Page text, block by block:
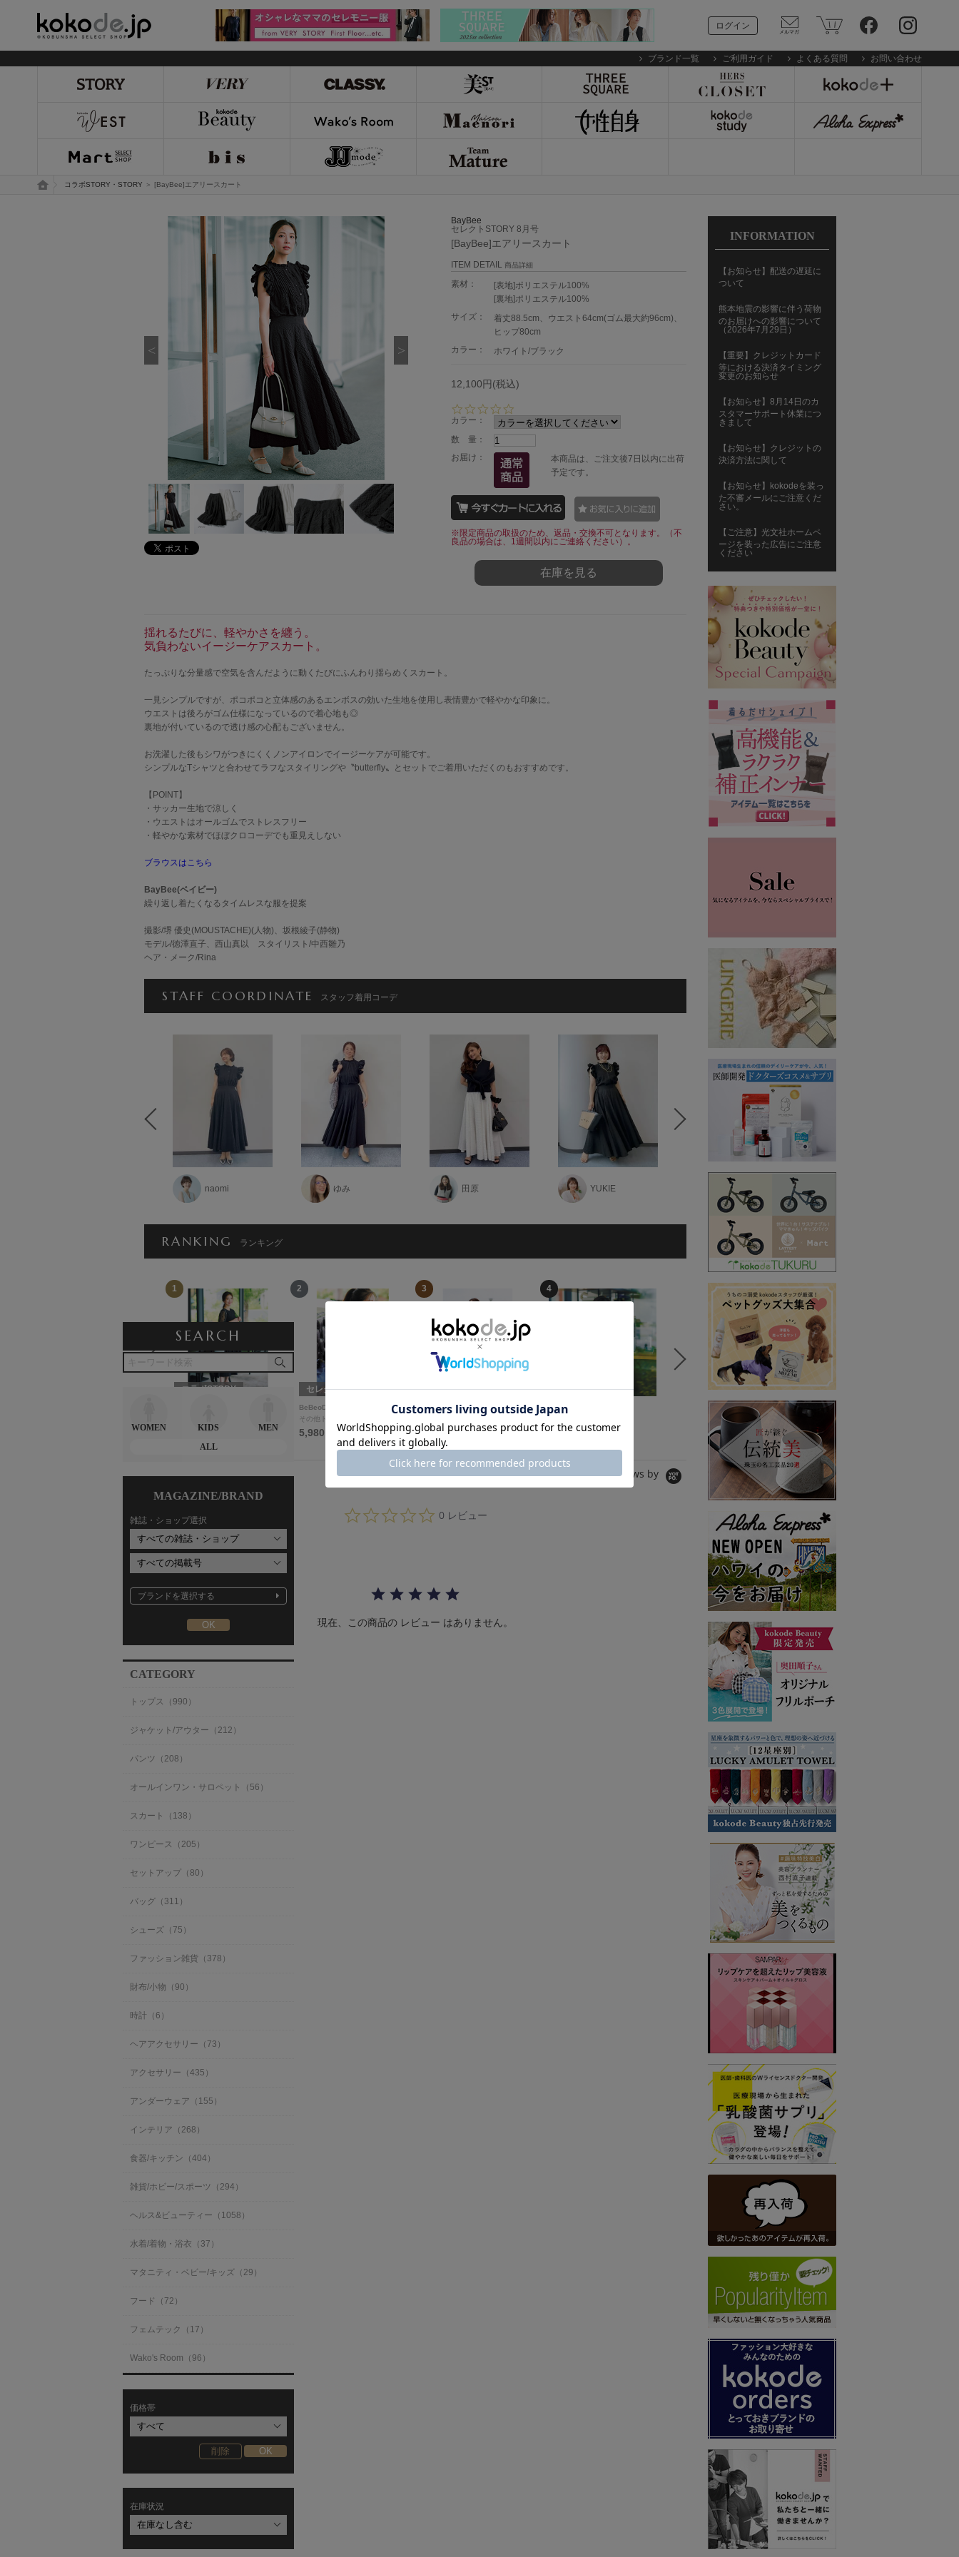
ログイン
ブランド一覧 ご利用ガイド よくある質問 お問い合わせ
トップページ
コラボSTORY・STORY ＞ [BayBee]エアリースカート
SEARCH
WOMEN KIDS
MEN
ALL
MAGAZINE/BRAND
雑誌・ショップ選択
ブランドを選択する
CATEGORY
トップス（990）
ジャケット/アウター（212）
パンツ（208）
オールインワン・サロペット（56）
スカート（138）
ワンピース（205）
セットアップ（80）
バッグ（311）
シューズ（75）
ファッション雑貨（378）
財布/小物（90）
時計（6）
ヘアアクセサリー（73）
アクセサリー（435）
アンダーウェア（155）
インテリア（268）
食器/キッチン（404）
雑貨/ホビー/スポーツ（294）
ヘルス&ビューティー（1058）
水着/着物・浴衣（37）
マタニティ・ベビー/キッズ（29）
フード（72）
フェムテック（17）
Wako's Room（96）
価格帯
在庫状況
BayBee
セレクトSTORY 8月号
[BayBee]エアリースカート
ITEM DETAIL 商品詳細
素材：
[表地]ポリエステル100%
[裏地]ポリエステル100%
サイズ：
着丈88.5cm、ウエスト64cm(ゴム最大約96cm)、
ヒップ80cm
カラー：
ホワイト/ブラック
12,100円(税込)
0
s
t
a
r
r
a
t
i
n
g
カラー：
数 量：
お届け：
本商品は、ご注文後7日以内に出荷
予定です。
※限定商品の取扱のため、返品・交換不可となります。（不
良品の場合は、1週間以内にご連絡ください）。
在庫を見る
揺れるたびに、軽やかさを纏う。
気負わないイージーケアスカート。
たっぷりな分量感で空気を含んだように動くたびにふんわり揺らめくスカート。
一見シンプルですが、ポコポコと立体感のあるエンボスの効いた生地を使用し表情豊かで軽やかな印象に。
ウエストは後ろがゴム仕様になっているので着心地も◎
裏地が付いているので透け感の心配もございません。
お洗濯した後もシワがつきにくくノンアイロンでイージーケアが可能です。
シンプルなTシャツと合わせてラフなスタイリングや〝butterfly〟とセットでご着用いただくのもおすすめです。
【POINT】
・サッカー生地で涼しく
・ウエストはオールゴムでストレスフリー
・軽やかな素材でほぼクロコーデでも重見えしない
ブラウスはこちら
BayBee(ベイビー)
繰り返し着たくなるタイムレスな服を提案
撮影/堺 優史(MOUSTACHE)(人物)、坂根綾子(静物)
モデル/徳澤直子、西山真以 スタイリスト/中西雛乃
ヘア・メーク/Rina
STAFF COORDINATE スタッフ着用コーデ
naomi ゆみ 田原 YUKIE かねまるあいこ
RANKING ランキング
1
コラボSTORY
9,980円
2
セレクトSTORY
BeBeoD
その他トップス
5,980円
3
セレクトSTORY
BeBeoD
6,980円
4
コラボSTORY
SPANNE
10,890円
セレクトSTORY
シャツ/ブラウス
5,980円
6
コラボSTORY
8,990円
Reviews by
0.
0
a
0 レビュー
現在、この商品の レビュー はありません。
INFORMATION
【お知らせ】配送の遅延に
ついて
熊本地震の影響に伴う荷物
のお届けへの影響について
（2026年7月29日）
【重要】クレジットカード
等における決済タイミング
変更のお知らせ
【お知らせ】8月14日のカ
スタマーサポート休業につ
きまして
【お知らせ】クレジットの
決済方法に関して
【お知らせ】kokodeを装っ
た不審メールにご注意くだ
さい。
【ご注意】光文社ホームペ
ージを装った広告にご注意
ください